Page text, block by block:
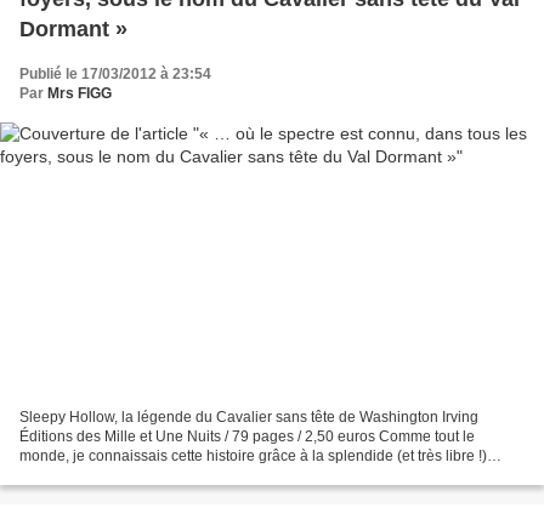
Dormant »
Publié le 17/03/2012 à 23:54
Par Mrs FIGG
Sleepy Hollow, la légende du Cavalier sans tête de Washington Irving
Éditions des Mille et Une Nuits / 79 pages / 2,50 euros Comme tout le
monde, je connaissais cette histoire grâce à la splendide (et très libre !)